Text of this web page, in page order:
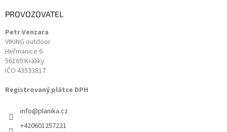
PROVOZOVATEL
Petr Venzara
VIKING outdoor
Heřmanice 6
56169 Králíky
IČO 43533817
Registrovaný plátce DPH
info@planika.cz
+420601257221